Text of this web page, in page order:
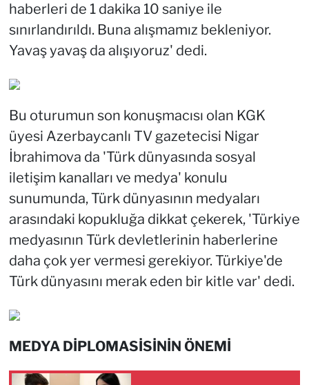
haberleri de 1 dakika 10 saniye ile
sınırlandırıldı. Buna alışmamız bekleniyor.
Yavaş yavaş da alışıyoruz' dedi.
Bu oturumun son konuşmacısı olan KGK
üyesi Azerbaycanlı TV gazetecisi Nigar
İbrahimova da 'Türk dünyasında sosyal
iletişim kanalları ve medya' konulu
sunumunda, Türk dünyasının medyaları
arasındaki kopukluğa dikkat çekerek, 'Türkiye
medyasının Türk devletlerinin haberlerine
daha çok yer vermesi gerekiyor. Türkiye'de
Türk dünyasını merak eden bir kitle var' dedi.
MEDYA DİPLOMASİSİNİN ÖNEMİ